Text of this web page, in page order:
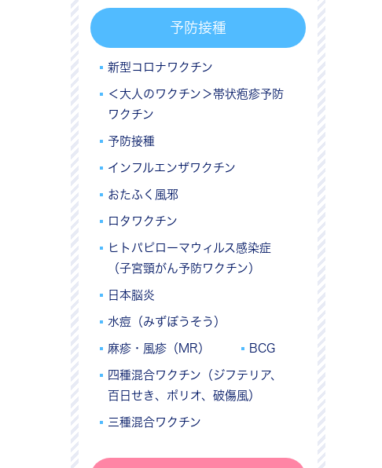
予防接種
新型コロナワクチン
＜大人のワクチン＞帯状疱疹予防
ワクチン
予防接種
インフルエンザワクチン
おたふく風邪
ロタワクチン
ヒトパピローマウィルス感染症
（子宮頸がん予防ワクチン）
日本脳炎
水痘（みずぼうそう）
麻疹・風疹（MR） BCG
四種混合ワクチン（ジフテリア、
百日せき、ポリオ、破傷風）
三種混合ワクチン